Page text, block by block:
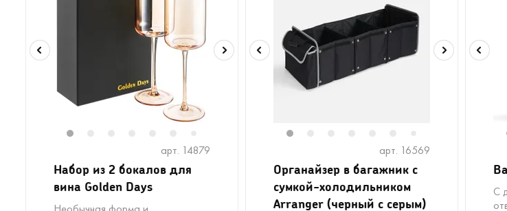
арт. 14879
Набор из 2 бокалов для
вина Golden Days
11
арт. 16569
Органайзер в багажник с
сумкой-холодильником
Arranger (черный с серым)
С